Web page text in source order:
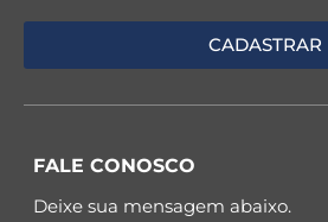
FALE CONOSCO
Deixe sua mensagem abaixo.